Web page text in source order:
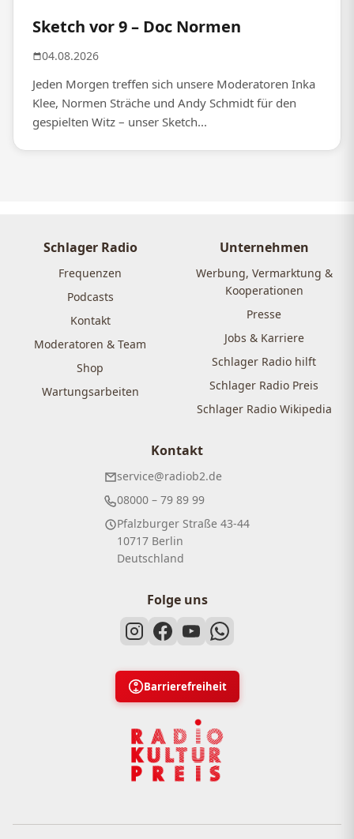
Sketch vor 9 – Doc Normen
04.08.2026
Jeden Morgen treffen sich unsere Moderatoren Inka
Klee, Normen Sträche und Andy Schmidt für den
gespielten Witz – unser Sketch...
Schlager Radio
Frequenzen
Podcasts
Kontakt
Moderatoren & Team
Shop
Wartungsarbeiten
Unternehmen
Werbung, Vermarktung &
Kooperationen
Presse
Jobs & Karriere
Schlager Radio hilft
Schlager Radio Preis
Schlager Radio Wikipedia
Kontakt
service@radiob2.de
08000 – 79 89 99
Pfalzburger Straße 43-44
10717 Berlin
Deutschland
Folge uns
Barrierefreiheit